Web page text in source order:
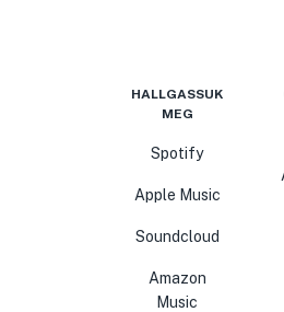
HALLGASSUK
MEG
Spotify
Apple Music
Soundcloud
Amazon
Music